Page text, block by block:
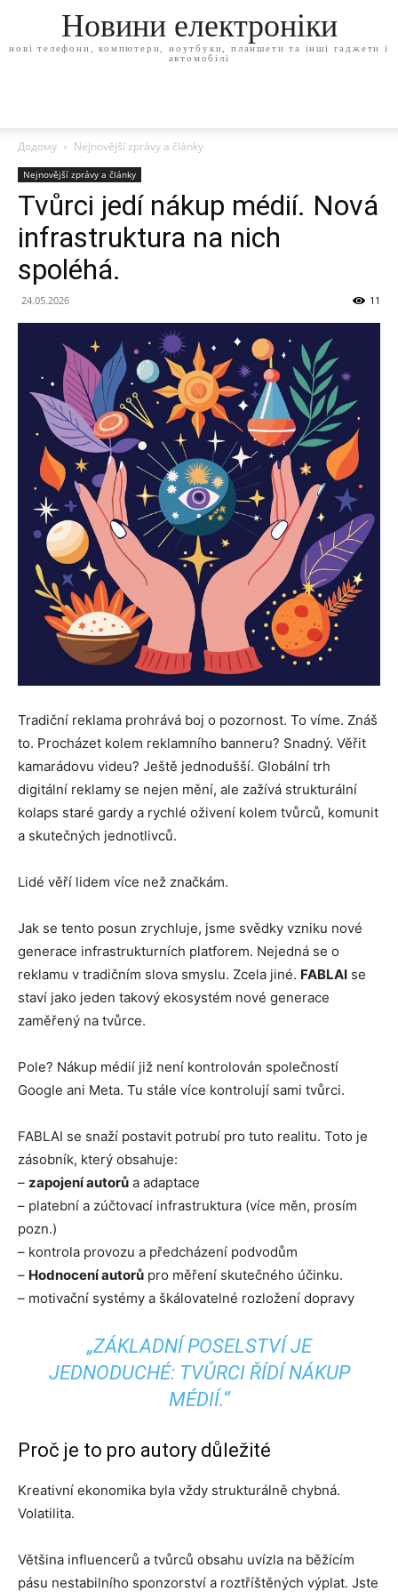
Новини електроніки
нові телефони, компютери, ноутбуки, планшети та інші гаджети і
автомобілі
Додому Nejnovější zprávy a články
Nejnovější zprávy a články
Tvůrci jedí nákup médií. Nová
infrastruktura na nich
spoléhá.
24.05.2026 11
Tradiční reklama prohrává boj o pozornost. To víme. Znáš
to. Procházet kolem reklamního banneru? Snadný. Věřit
kamarádovu videu? Ještě jednodušší. Globální trh
digitální reklamy se nejen mění, ale zažívá strukturální
kolaps staré gardy a rychlé oživení kolem tvůrců, komunit
a skutečných jednotlivců.
Lidé věří lidem více než značkám.
Jak se tento posun zrychluje, jsme svědky vzniku nové
generace infrastrukturních platforem. Nejedná se o
reklamu v tradičním slova smyslu. Zcela jiné. FABLAI se
staví jako jeden takový ekosystém nové generace
zaměřený na tvůrce.
Pole? Nákup médií již není kontrolován společností
Google ani Meta. Tu stále více kontrolují sami tvůrci.
FABLAI se snaží postavit potrubí pro tuto realitu. Toto je
zásobník, který obsahuje:
– zapojení autorů a adaptace
– platební a zúčtovací infrastruktura (více měn, prosím
pozn.)
– kontrola provozu a předcházení podvodům
– Hodnocení autorů pro měření skutečného účinku.
– motivační systémy a škálovatelné rozložení dopravy
„ZÁKLADNÍ POSELSTVÍ JE
JEDNODUCHÉ: TVŮRCI ŘÍDÍ NÁKUP
MÉDIÍ.“
Proč je to pro autory důležité
Kreativní ekonomika byla vždy strukturálně chybná.
Volatilita.
Většina influencerů a tvůrců obsahu uvízla na běžícím
pásu nestabilního sponzorství a roztříštěných výplat. Jste